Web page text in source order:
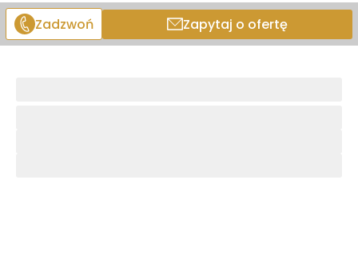
Zadzwoń Zapytaj o ofertę